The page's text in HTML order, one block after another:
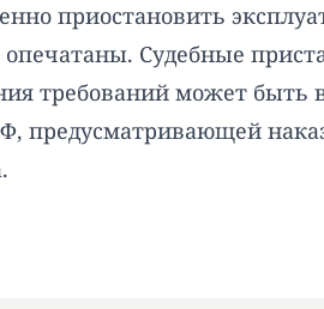
приостановить
Судебные
требований может быть
предусматривающей